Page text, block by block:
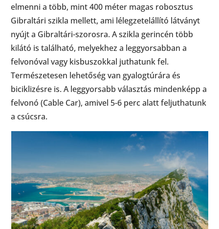
elmenni a több, mint 400 méter magas robosztus
Gibraltári szikla mellett, ami lélegzetelállító látványt
nyújt a Gibraltári-szorosra. A szikla gerincén több
kilátó is található, melyekhez a leggyorsabban a
felvonóval vagy kisbuszokkal juthatunk fel.
Természetesen lehetőség van gyalogtúrára és
biciklizésre is. A leggyorsabb választás mindenképp a
felvonó (Cable Car), amivel 5-6 perc alatt feljuthatunk
a csúcsra.